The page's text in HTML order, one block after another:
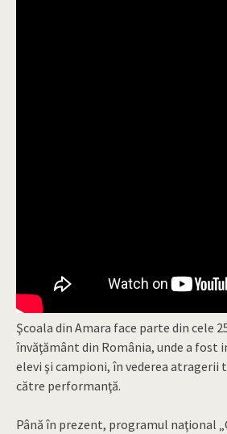
Şcoala din Amara face parte din cele
învăţământ din România, unde a
elevi şi campioni, în vederea
către performanţă.
Până în prezent, programul naţional